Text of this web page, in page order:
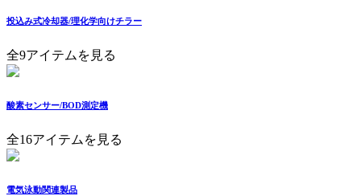
投込み式冷却器/理化学向けチラー
全9アイテムを見る
酸素センサー/BOD測定機
全16アイテムを見る
電気泳動関連製品